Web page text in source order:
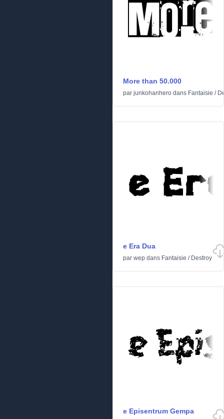
More than 50.000
par junkohanhero dans Fantaisie /
e Era Dua
par wep dans Fantaisie / Destroy
e Episentrum Gempa